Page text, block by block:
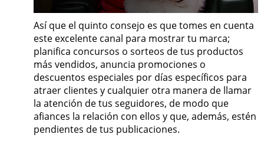
Así que el quinto consejo es que tomes en cuenta
este excelente canal para mostrar tu marca;
planifica concursos o sorteos de tus productos
más vendidos, anuncia promociones o
descuentos especiales por días específicos para
atraer clientes y cualquier otra manera de llamar
la atención de tus seguidores, de modo que
afiances la relación con ellos y que, además, estén
pendientes de tus publicaciones.